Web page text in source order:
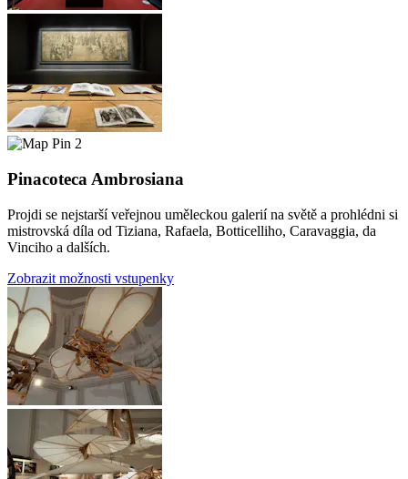
2
Pinacoteca Ambrosiana
Projdi se nejstarší veřejnou uměleckou galerií na světě a prohlédni si
mistrovská díla od Tiziana, Rafaela, Botticelliho, Caravaggia, da
Vinciho a dalších.
Zobrazit možnosti vstupenky